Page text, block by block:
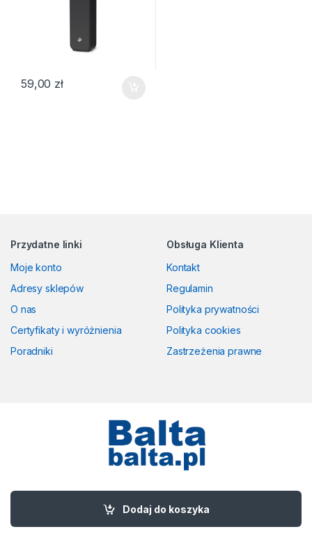
Dodaj do koszyka
59,00 zł
Przydatne linki
Moje konto
Adresy sklepów
O nas
Certyfikaty i wyróżnienia
Poradniki
Obsługa Klienta
Kontakt
Regulamin
Polityka prywatności
Polityka cookies
Zastrzeżenia prawne
Masz pytania? Zadzwoń!
58 524 50 00